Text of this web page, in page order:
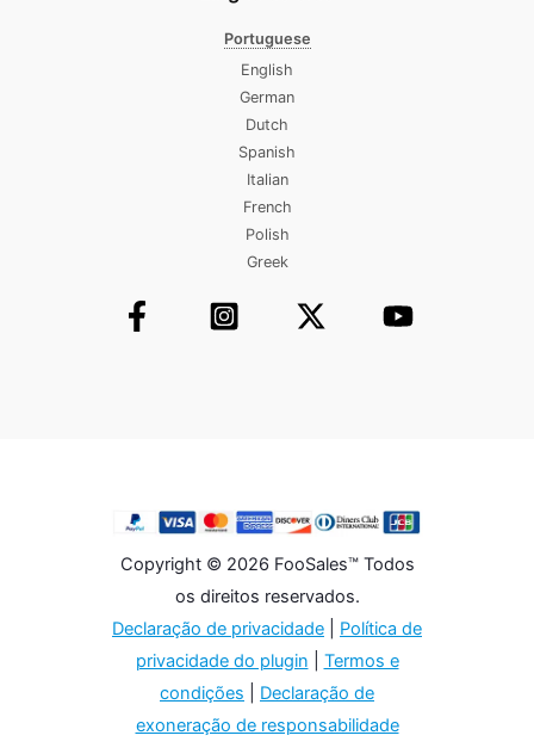
Portuguese
English
German
Dutch
Spanish
Italian
French
Polish
Greek
Copyright © 2026 FooSales™ Todos
os direitos reservados.
Declaração de privacidade
Política de
privacidade do plugin
Termos e
condições
Declaração de
exoneração de responsabilidade